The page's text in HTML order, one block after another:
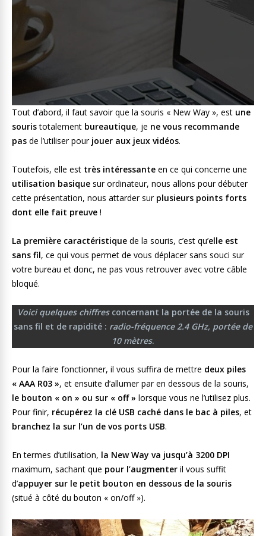
Tout d’abord, il faut savoir que la souris « New Way », est une
souristotalement bureautique, je ne vous recommande
pas de l’utiliser pour jouer aux jeux vidéos.
Toutefois, elle est très intéressante en ce qui concerne une
utilisation basique sur ordinateur, nous allons pour débuter
cette présentation, nous attarder sur plusieurs points forts
dont elle fait preuve !
La première caractéristique de la souris, c’est qu’elle est
sans fil, ce qui vous permet de vous déplacer sans souci sur
votre bureau et donc, ne pas vous retrouver avec votre câble
bloqué.
Voici quelques chiffresconcernant la portée de la souris
sans fil et de rapidité : radio-fréquence 2.4 GHz, portée de
10 mètres.
Pour la faire fonctionner, il vous suffira de mettre deux piles
« AAA R03 », et ensuite d’allumer par en dessous de la souris,
le bouton « on » ou sur « off » lorsque vous ne l’utilisez plus.
Pour finir, récupérez la clé USB caché dans le bac à piles, et
branchez la sur l’un de vos ports USB.
En termes d’utilisation, la New Way va jusqu’à 3200 DPI
maximum, sachant que pour l’augmenter il vous suffit
d’appuyer sur le petit bouton en dessous de la souris
(situé à côté du bouton « on/off »).